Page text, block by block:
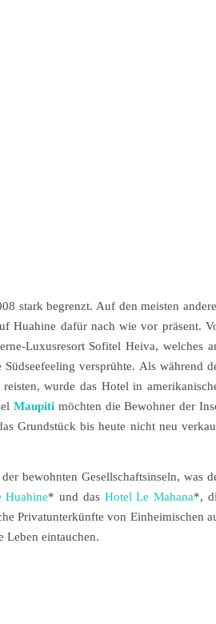
stark begrenzt. Auf den meisten
Huahine dafür nach wie vor präsent.
Luxusresort Sofitel Heiva, welches
versprühte. Als während
wurde das Hotel in
Maupiti möchten die Bewohner der
Grundstück bis heute nicht neu
bewohnten Gesellschaftsinseln, was
Huahine* und das Hotel Le Mahana*,
Privatunterkünfte von Einheimischen
Leben eintauchen.